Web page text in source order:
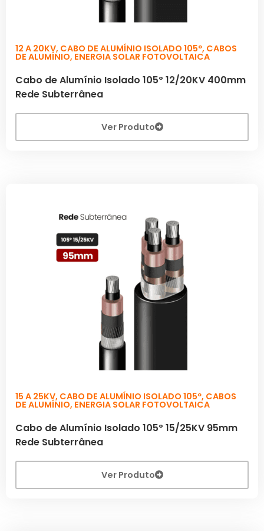
12 A 20KV, CABO DE ALUMÍNIO ISOLADO 105º, CABOS
DE ALUMÍNIO, ENERGIA SOLAR FOTOVOLTAICA
Cabo de Alumínio Isolado 105º 12/20KV 400mm
Rede Subterrânea
Ver Produto
15 A 25KV, CABO DE ALUMÍNIO ISOLADO 105º, CABOS
DE ALUMÍNIO, ENERGIA SOLAR FOTOVOLTAICA
Cabo de Alumínio Isolado 105º 15/25KV 95mm
Rede Subterrânea
Ver Produto